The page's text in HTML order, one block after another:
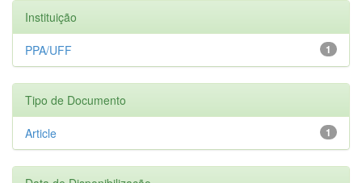
Instituição
1
PPA/UFF
Tipo de Documento
1
Article